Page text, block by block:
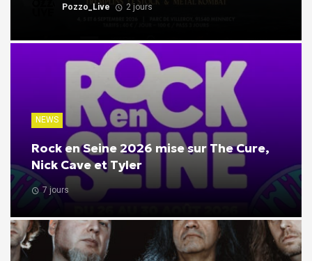
Pozzo_Live 2 jours
NEWS
Rock en Seine 2026 mise sur The Cure,
Nick Cave et Tyler
7 jours